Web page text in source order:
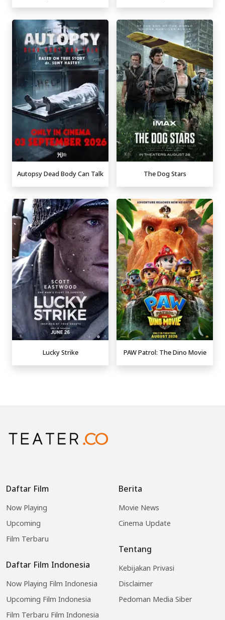
Autopsy Dead Body Can Talk The Dog Stars
Lucky Strike PAW Patrol: The Dino Movie
Daftar Film
Now Playing
Upcoming
Film Terbaru
Daftar Film Indonesia
Now Playing Film Indonesia
Upcoming Film Indonesia
Film Terbaru Film Indonesia
Berita
Movie News
Cinema Update
Tentang
Kebijakan Privasi
Disclaimer
Pedoman Media Siber